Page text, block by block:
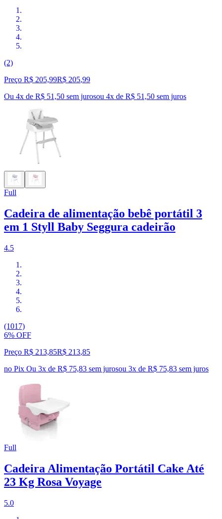
(2)
Preço R$ 205,99R$ 205,99
Ou 4x de R$ 51,50 sem jurosou 4x de R$ 51,50 sem juros
Full
Cadeira de alimentação bebê portátil 3
em 1 Styll Baby Seggura cadeirão
4.5
(1017)
6% OFF
Preço R$ 213,85R$ 213,85
no Pix Ou 3x de R$ 75,83 sem jurosou 3x de R$ 75,83 sem juros
Full
Cadeira Alimentação Portátil Cake Até
23 Kg Rosa Voyage
5.0